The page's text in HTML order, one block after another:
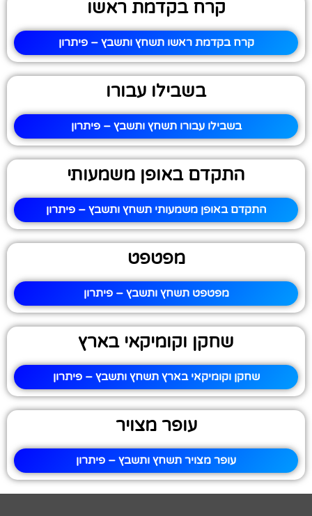
קרח בקדמת ראשו
קרח בקדמת ראשו תשחץ ותשבץ – פיתרון
בשבילו עבורו
בשבילו עבורו תשחץ ותשבץ – פיתרון
התקדם באופן משמעותי
התקדם באופן משמעותי תשחץ ותשבץ – פיתרון
מפטפט
מפטפט תשחץ ותשבץ – פיתרון
שחקן וקומיקאי בארץ
שחקן וקומיקאי בארץ תשחץ ותשבץ – פיתרון
עופר מצויר
עופר מצויר תשחץ ותשבץ – פיתרון